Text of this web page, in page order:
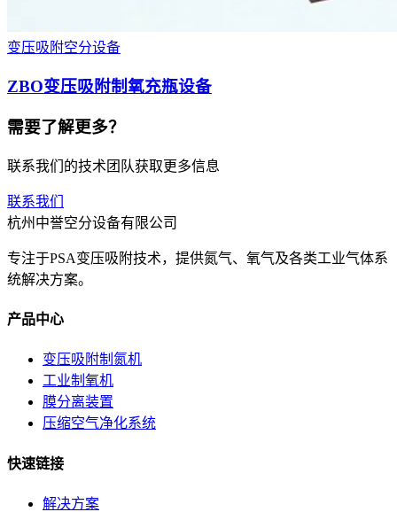
变压吸附空分设备
ZBO变压吸附制氧充瓶设备
需要了解更多？
联系我们的技术团队获取更多信息
联系我们
杭州中誉空分设备有限公司
专注于PSA变压吸附技术，提供氮气、氧气及各类工业气体系
统解决方案。
产品中心
变压吸附制氮机
工业制氧机
膜分离装置
压缩空气净化系统
快速链接
解决方案